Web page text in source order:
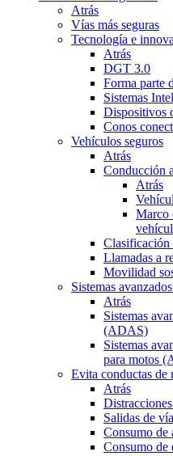
Atrás
Vías más seguras
Tecnología e
Atrás
DGT 3.0
Forma parte
Sistemas
Dispositivos
Conos
Vehículos seguros
Atrás
Conducción
Atrás
Marco
Clasificación
Llamadas a
Movilidad
Sistemas
Atrás
Sistemas
(ADAS)
Sistemas
para motos
Evita conductas de
Atrás
Salidas de vía
Consumo de
Consumo de